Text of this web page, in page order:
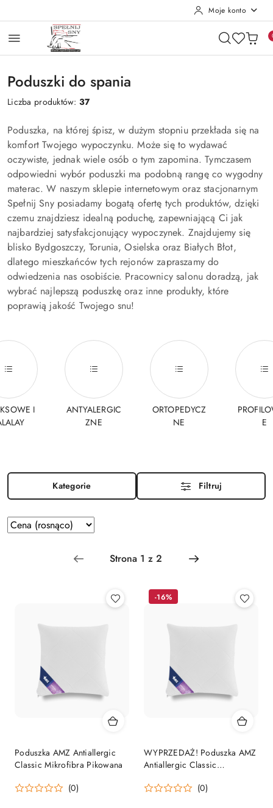
Moje konto
Poduszki do spania
Liczba produktów:37
Poduszka, na której śpisz, w dużym stopniu przekłada się na
komfort Twojego wypoczynku. Może się to wydawać
oczywiste, jednak wiele osób o tym zapomina. Tymczasem
odpowiedni wybór poduszki ma podobną rangę co wygodny
materac. W naszym sklepie internetowym oraz stacjonarnym
Spełnij Sny posiadamy bogatą ofertę tych produktów, dzięki
czemu znajdziesz idealną poduchę, zapewniającą Ci jak
najbardziej satysfakcjonujący wypoczynek. Znajdujemy się
blisko Bydgoszczy, Torunia, Osielska oraz Białych Błot,
dlatego mieszkańców tych rejonów zapraszamy do
odwiedzenia nas osobiście. Pracownicy salonu doradzą, jak
wybrać najlepszą poduszkę oraz inne produkty, które
poprawią jakość Twojego snu!
I
ANTYALERGIC
ZNE
ORTOPEDYCZ
NE
E
Kategorie Filtruj
Zastosowano
sortowanie:
Sortuj
według
Poduszka AMZ Antiallergic
Classic Mikrofibra Pikowana
(0)
WYPRZEDAŻ! Poduszka AMZ
Antiallergic Classic
(0)
-16%